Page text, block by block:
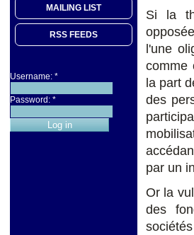
MAILING LIST
RSS FEEDS
Username: *
Password: *
Si la
l'une
comme
la part
des
par un
Or la
des